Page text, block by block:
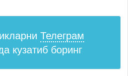
Телеграм
кузатиб боринг